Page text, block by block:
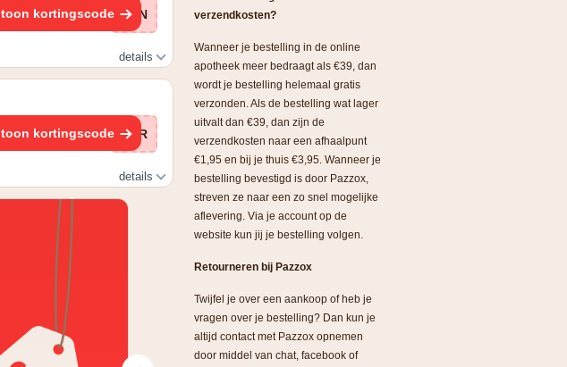
toon kortingscode SEN
details
toon kortingscode PAR
details
verzendkosten?
Wanneer je bestelling in de online
apotheek meer bedraagt als €39, dan
wordt je bestelling helemaal gratis
verzonden. Als de bestelling wat lager
uitvalt dan €39, dan zijn de
verzendkosten naar een afhaalpunt
€1,95 en bij je thuis €3,95. Wanneer je
bestelling bevestigd is door Pazzox,
streven ze naar een zo snel mogelijke
aflevering. Via je account op de
website kun jij je bestelling volgen.
Retourneren bij Pazzox
Twijfel je over een aankoop of heb je
vragen over je bestelling? Dan kun je
altijd contact met Pazzox opnemen
door middel van chat, facebook of